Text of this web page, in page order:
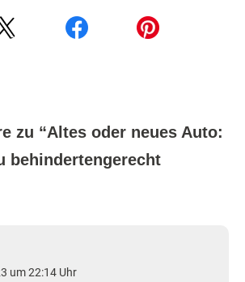
zu “Altes oder neues Auto:
behindertengerecht
um 22:14 Uhr